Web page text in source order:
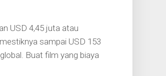
USD 4,45 juta atau
sampai USD 153
Buat film yang biaya